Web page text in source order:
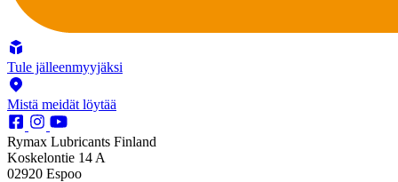
Tule jälleenmyyjäksi
Mistä meidät löytää
Rymax Lubricants Finland
Koskelontie 14 A
02920 Espoo